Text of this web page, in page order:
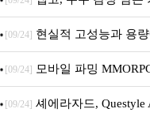
브랜드데이 기획전 진행
[09/24] 현실적 고성능과 용
M.2 NVMe 디앤디컴 1TB
[09/24] 모바일 파밍
[09/24] 셰에라자드,